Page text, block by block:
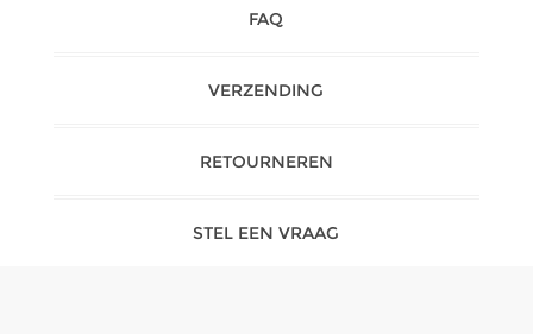
FAQ
VERZENDING
RETOURNEREN
STEL EEN VRAAG